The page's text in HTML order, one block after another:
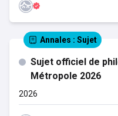
Annales : Sujet
Sujet officiel de
Métropole 2026
2026